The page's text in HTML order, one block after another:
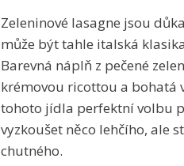
Zeleninové lasagne jsou
může být tahle italská
Barevná náplň z pečené
krémovou ricottou a bohatá
tohoto jídla perfektní volbu
vyzkoušet něco lehčího, ale
chutného.